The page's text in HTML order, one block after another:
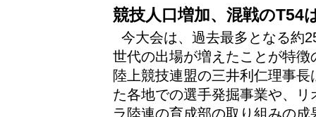
競技人口増加、混戦のT54
今大会は、過去最多となる約
世代の出場が増えたことが特
陸上競技連盟の三井利仁理事
た各地での選手発掘事業や、
ラ陸連の育成部の取り組みの